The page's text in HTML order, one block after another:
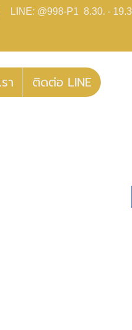
@998-P1 8.30. -
า ติดต่อ LINE